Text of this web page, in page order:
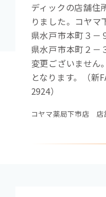
ディックの店舗住
りました。コヤ
県水戸市本町３
県水戸市本町２
変更ございませ
となります。（新
2924）
コヤマ薬局下市店 店